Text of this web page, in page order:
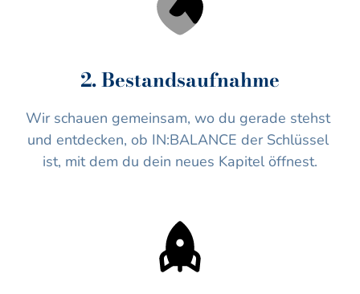
2. Bestandsaufnahme
Wir schauen gemeinsam, wo du gerade stehst
und entdecken, ob IN:BALANCE der Schlüssel
ist, mit dem du dein neues Kapitel öffnest.